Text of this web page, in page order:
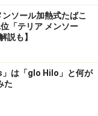
ソール加熱式たばこ
「テリア メンソー
説も】
は「glo Hilo」と何が
た